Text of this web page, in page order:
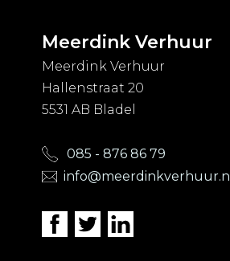
Meerdink Verhuur
Meerdink Verhuur
Hallenstraat 20
5531 AB Bladel
085 - 876 86 79
info@meerdinkverhuur.nl